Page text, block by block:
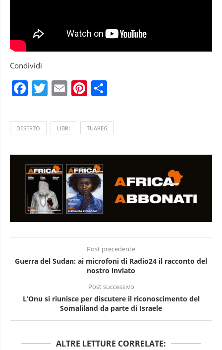
Condividi
Facebook
Twitter
EmailPinterest
DESERTO LIBRI TUAREG
Post precedente
Guerra del Sudan: ai microfoni di Radio24 il racconto del
nostro inviato
Post successivo
L’Onu si riunisce per discutere il riconoscimento del
Somaliland da parte di Israele
ALTRE LETTURE CORRELATE: